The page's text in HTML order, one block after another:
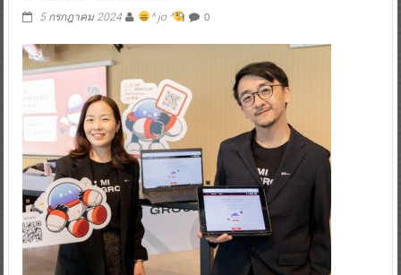
5 กรกฎาคม 2024 ^ jo ^ 0